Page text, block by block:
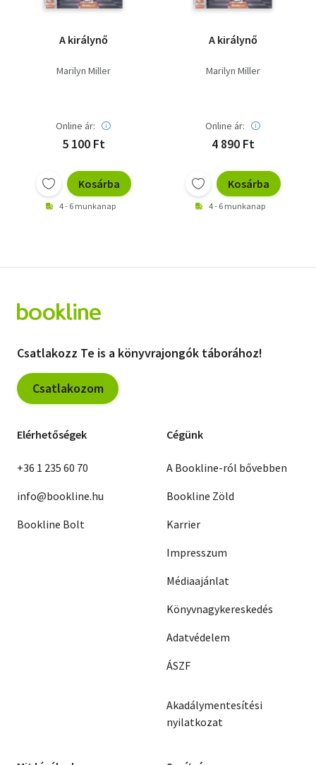
A királynő
Marilyn Miller
Online ár:
5 100 Ft
Kosárba
4 - 6 munkanap
A királynő
Marilyn Miller
Online ár:
4 890 Ft
Kosárba
4 - 6 munkanap
Csatlakozz Te is a könyvrajongók táborához!
Csatlakozom
Elérhetőségek
+36 1 235 60 70
info@bookline.hu
Bookline Bolt
Cégünk
A Bookline-ról bővebben
Bookline Zöld
Karrier
Impresszum
Médiaajánlat
Könyvnagykereskedés
Adatvédelem
ÁSZF
Akadálymentesítési
nyilatkozat